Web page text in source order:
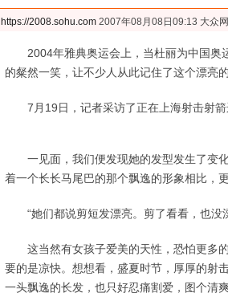
https://2008.sohu.com 2007年08月08日09:13 大众
2004年雅典奥运会上，当杜丽为中国奥
的粲然一笑，让不少人从此记住了这个漂亮的
7月19日，记者采访了正在上海射击射箭
一见面，我们便发现她的发型发生了变化
着一个长长马尾巴的那个飘逸的形象相比，
“她们都说剪短发漂亮。剪了看看，也没
这当然有女孩子爱美的天性，恐怕更多的
要的是凉快。想想看，盛夏时节，厚厚的射
一头飘逸的长发，也只好忍痛割爱，图个清爽